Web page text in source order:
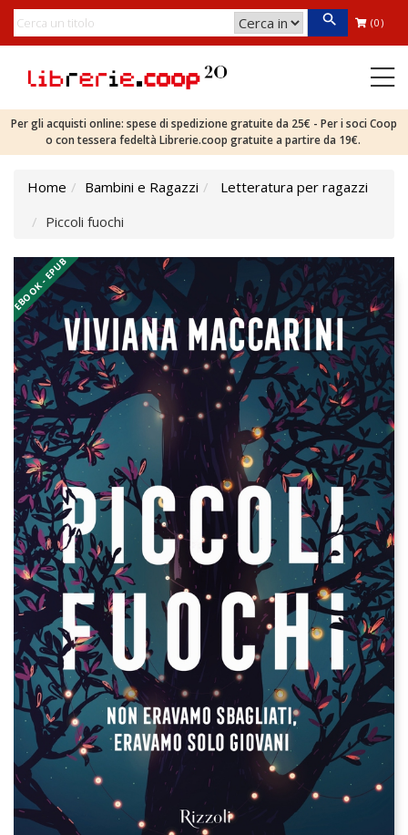
(0)
Per gli acquisti online: spese di spedizione gratuite da 25€ - Per i soci Coop
o con tessera fedeltà Librerie.coop gratuite a partire da 19€.
Home Bambini e Ragazzi
Letteratura per ragazzi
Piccoli fuochi
EBOOK - EPUB